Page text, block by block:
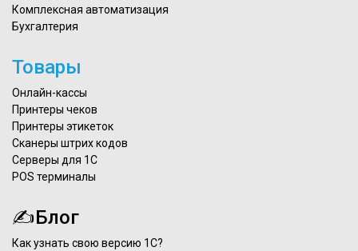
Комплексная автоматизация
Бухгалтерия
Товары
Онлайн-кассы
Принтеры чеков
Принтеры этикеток
Сканеры штрих кодов
Серверы для 1С
POS терминалы
✍Блог
Как узнать свою версию 1С?